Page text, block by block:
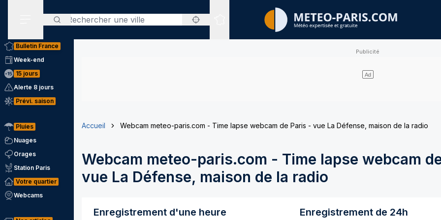
Rechercher
Sites expertisés
Bulletin France
Week-end
15 jours
Alerte 8 jours
Prévi. saison
Pluies
Nuages
Orages
Station Paris
Votre quartier
Webcams
Accueil Webcam meteo-paris.com - Time lapse webcam de Paris - vue La Défense, maison de la radio
Webcam meteo-paris.com - Time lapse webcam
vue La Défense, maison de la radio
Enregistrement d'une heure Enregistrement de 24h